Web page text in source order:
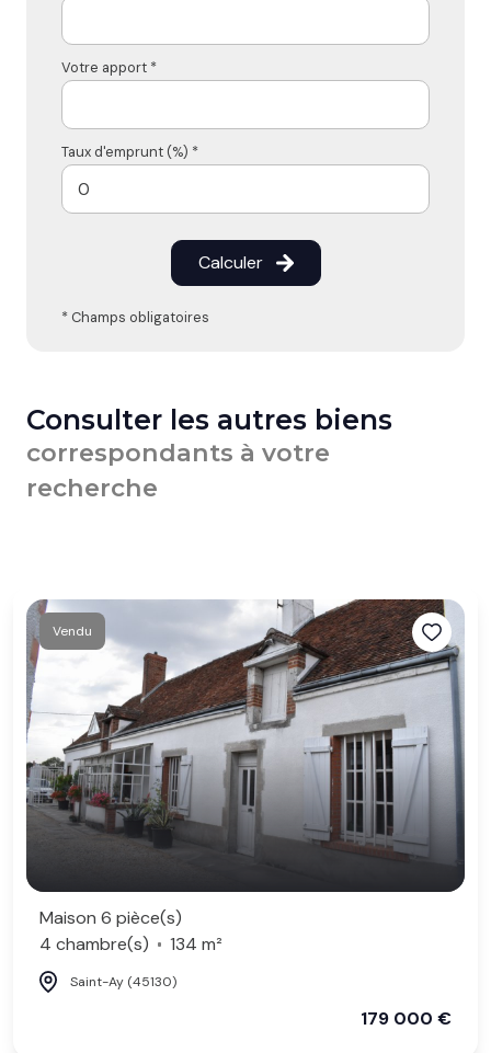
Votre apport *
Taux d'emprunt (%) *
Calculer
* Champs obligatoires
Consulter les autres biens
correspondants à votre
recherche
Vendu
Maison 6 pièce(s)
4 chambre(s)
134 m²
Saint-Ay (45130)
179 000 €